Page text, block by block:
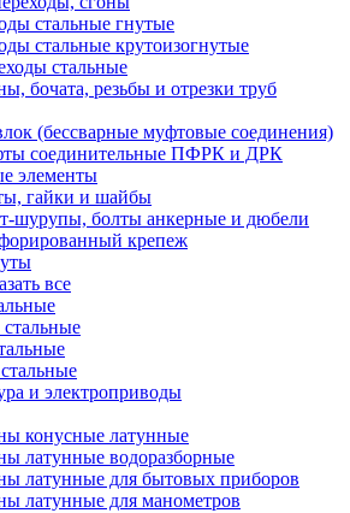
стальные гнутые
стальные крутоизогнутые
стальные
бочата, резьбы и отрезки труб
(бессварные муфтовые соединения)
соединительные ПФРК и ДРК
элементы
гайки и шайбы
шурупы, болты анкерные и дюбели
крепеж
все
и электроприводы
конусные латунные
латунные водоразборные
латунные для бытовых приборов
латунные для манометров